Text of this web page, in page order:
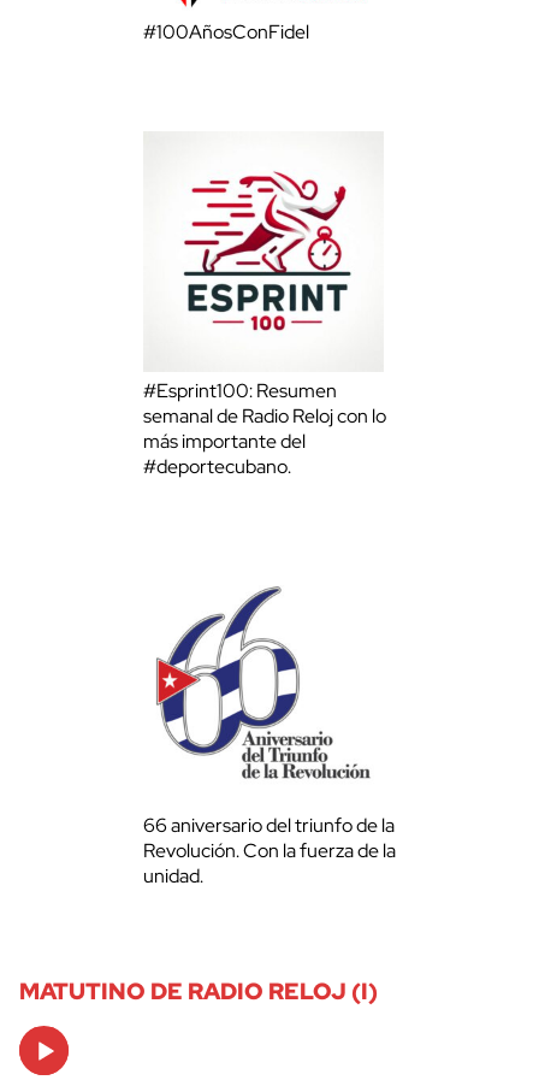
#100AñosConFidel
#Esprint100: Resumen
semanal de Radio Reloj con lo
más importante del
#deportecubano.
66 aniversario del triunfo de la
Revolución. Con la fuerza de la
unidad.
MATUTINO DE RADIO RELOJ (I)
Audio
Player